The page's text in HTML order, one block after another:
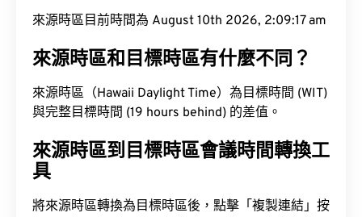
來源時區目前時間為 August 10th 2026, 2:09:18 am
來源時區和目標時區有什麼不同？
來源時區（Hawaii Daylight Time）為目標時間 (WIT)
與完整目標時間 (19 hours behind) 的差值。
來源時區到目標時區會議時間轉換工
具
將來源時區轉換為目標時區後，點擊「複製連結」按